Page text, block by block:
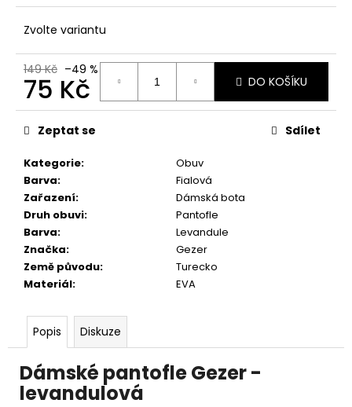
Zvolte variantu
149 Kč –49 %
75 Kč
Měrná
cena:
DO KOŠÍKU
Kategorie:
Obuv
Barva:
Fialová
Zařazení:
Dámská bota
Druh obuvi:
Pantofle
Barva:
Levandule
Značka:
Gezer
Země původu:
Turecko
Materiál: EVA
Zeptat se Sdílet
Popis Diskuze
Dámské pantofle Gezer -
levandulová
č
u
e
m